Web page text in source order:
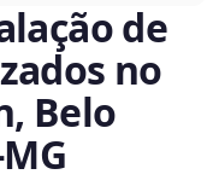
de
no
Belo